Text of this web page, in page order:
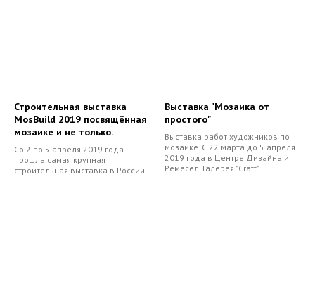
Строительная выставка
MosBuild 2019 посвящённая
мозаике и не только.
Со 2 по 5 апреля 2019 года
прошла самая крупная
строительная выставка в России.
Выставка "Мозаика от
простого"
Выставка работ художников по
мозаике. С 22 марта до 5 апреля
2019 года в Центре Дизайна и
Ремесел. Галерея "Craft"